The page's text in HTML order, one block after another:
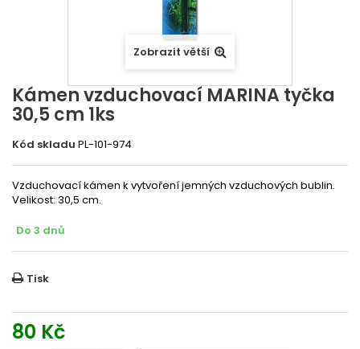
Zobrazit větší
Kámen vzduchovací MARINA tyčka
30,5 cm 1ks
Kód skladu PL-101-974
Vzduchovací kámen k vytvoření jemných vzduchových bublin.
Velikost: 30,5 cm.
Do 3 dnů
Tisk
80 Kč